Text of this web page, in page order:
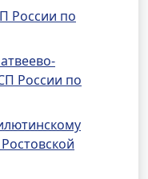
России по
России по